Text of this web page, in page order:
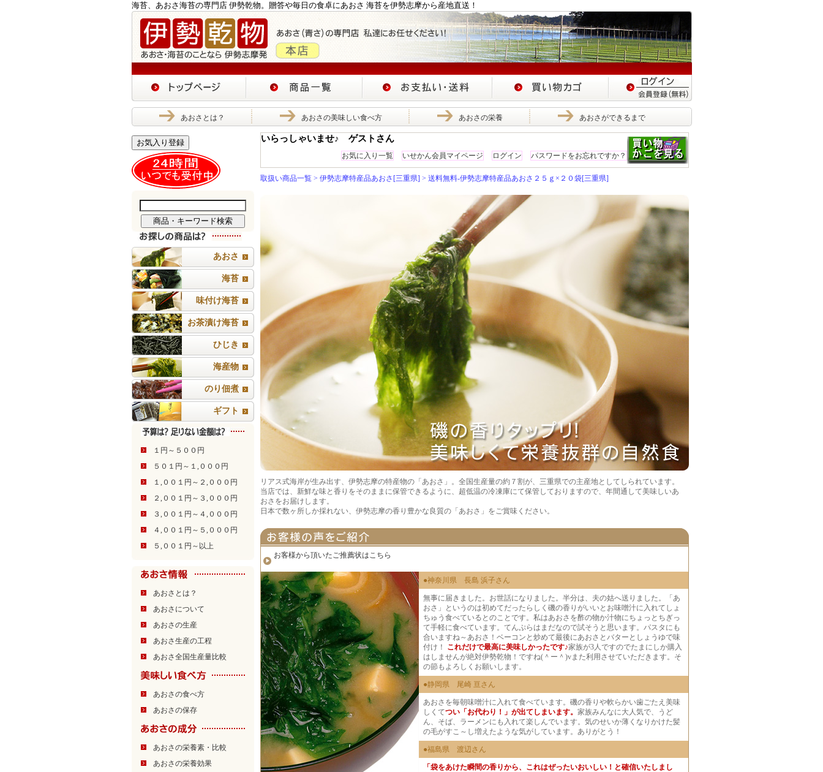
海苔、あおさ海苔の専門店 伊勢乾物。贈答や毎日の食卓にあおさ 海苔を伊勢志摩から産地直送！
あおさとは？ あおさの美味しい食べ方 あおさの栄養 あおさができるまで
お気入り登録
あおさ
海苔
味付け海苔
お茶漬け海苔
ひじき
海産物
のり佃煮
ギフト
１円～５００円
５０１円～１,０００円
１,００１円～２,０００円
２,００１円～３,０００円
３,００１円～４,０００円
４,００１円～５,０００円
５,００１円～以上
あおさとは？
あおさについて
あおさの生産
あおさ生産の工程
あおさ全国生産量比較
あおさの食べ方
あおさの保存
あおさの栄養素・比較
あおさの栄養効果
いらっしゃいませ♪ ゲストさん
お気に入り一覧 いせかん会員マイページ ログイン パスワードをお忘れですか？
取扱い商品一覧> 伊勢志摩特産品あおさ[三重県] > 送料無料-伊勢志摩特産品あおさ２５ｇ×２０袋[三重県]
リアス式海岸が生み出す、伊勢志摩の特産物の「あおさ」。全国生産量の約７割が、三重県での主産地としてしられています。
当店では、新鮮な味と香りをそのままに保管できるように、超低温の冷凍庫にて保管しておりますので、年間通して美味しいあ
おさをお届けします。
日本で数ヶ所しか採れない、伊勢志摩の香り豊かな良質の「あおさ」をご賞味ください。
お客様から頂いたご推薦状はこちら
●神奈川県 長島 浜子さん
無事に届きました。お世話になりました。半分は、夫の姑へ送りました。「あ
おさ」というのは初めてだったらしく磯の香りがいいとお味噌汁に入れてしょ
ちゅう食べているとのことです。私はあおさを酢の物か汁物にちょっとちぎっ
て手軽に食べています。てんぷらはまだなので試そうと思います。パスタにも
合いますね～あおさ！ベーコンと炒めて最後にあおさとバターとしょうゆで味
付け！
これだけで最高に美味しかったです♪家族が3人ですのでたまにしか購入
はしませんが絶対伊勢乾物！ですね(＾ー＾)vまた利用させていただきます。そ
の節もよろしくお願いします。
●静岡県 尾崎 亘さん
あおさを毎朝味噌汁に入れて食べています。磯の香りや軟らかい歯ごたえ美味
しくてつい「お代わり！」が出てしまいます。 家族みんなに大人気で、うど
ん、そば、ラーメンにも入れて楽しんでいます。気のせいか薄くなりかけた髪
の毛がすこ～し増えたような気がしています。ありがとう！
●福島県 渡辺さん
「袋をあけた瞬間の香りから、これはぜったいおいしい！と確信いたしまし